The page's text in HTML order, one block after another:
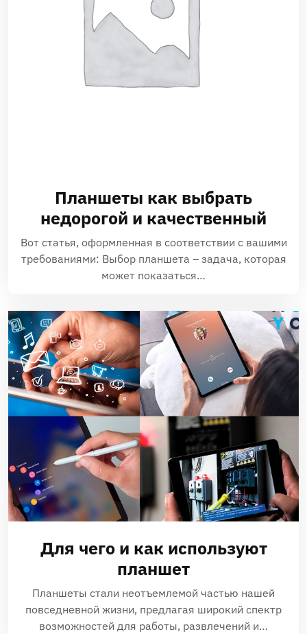
Планшеты как выбрать
недорогой и качественный
Вот статья, оформленная в соответствии с вашими
требованиями: Выбор планшета – задача, которая
может показаться…
Для чего и как используют
планшет
Планшеты стали неотъемлемой частью нашей
повседневной жизни‚ предлагая широкий спектр
возможностей для работы‚ развлечений и…